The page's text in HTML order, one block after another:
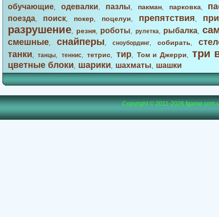
обучающие, одевалки, пазлы, пакман, парковка,
поезда, поиск, покер, поцелуи, препятствия,
разрушение, резня, роботы, рулетка, рыбалка,
смешные, снайперы, сноубординг, собирать,
танки,танцы, теннис,тетрис, тир,Том и Джерри, три
цветные блоки, шарики, шахматы, шашки
Copyright © 2011-2026